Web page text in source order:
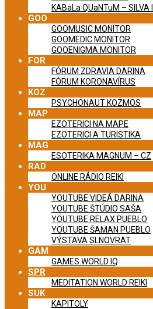
KABaLa QUaNTuM – SILVA
GOO
GOOMUSIC MONITOR
GOOMEDIC MONITOR
GOOENIGMA MONITOR
FOR
FÓRUM ZDRAVIA DARINA
FÓRUM KORONAVÍRUS
KOZ
PSYCHONAUT KOZMOS
MAP
EZOTERICI NA MAPE
EZOTERICI A TURISTIKA
MAG
ESOTERIKA MAGNUM – CZ
RAD
ONLINE RÁDIO REIKI
YOU
YOUTUBE VIDEÁ DARINA
YOUTUBE ŠTÚDIO SAŠA
YOUTUBE RELAX PUEBLO
YOUTUBE ŠAMAN PUEBLO
VÝSTAVA SLNOVRAT
GAM
GAMES WORLD IQ
SPR
MEDITATION WORLD REIKI
SUK
KAPITOLY